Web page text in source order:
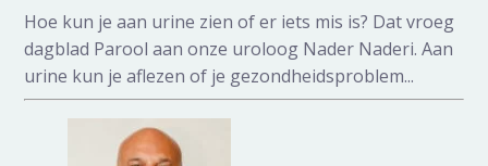
Hoe kun je aan urine zien of er iets mis is? Dat vroeg
dagblad Parool aan onze uroloog Nader Naderi. Aan
urine kun je aflezen of je gezondheidsproblem...